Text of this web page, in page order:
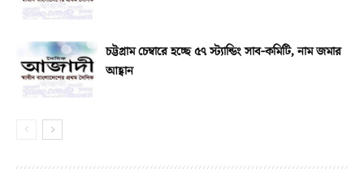
চট্টগ্রাম চেম্বারে হচ্ছে ৫৭ স্ট্যান্ডিং সাব-কমিটি, নাম জমার
আহ্বান